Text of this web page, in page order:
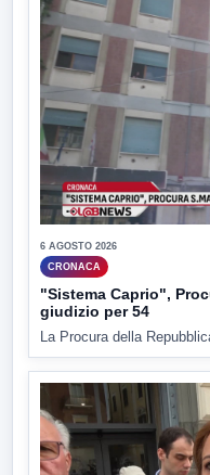
6 AGOSTO 2026
CRONACA
"Sistema Caprio",
giudizio per 54
La Procura della